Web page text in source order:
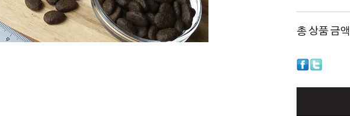
총 상품 금액